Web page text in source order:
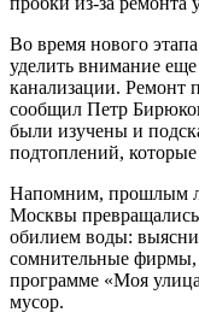
Во время нового
уделить внимание
канализации. Ремонт
сообщил Петр
были изучены и
подтоплений,
Напомним, прошлым
Москвы превращались
обилием воды:
сомнительные фирмы,
программе «Моя
мусор.